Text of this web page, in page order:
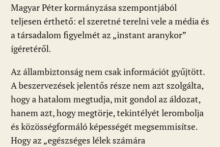
Magyar Péter kormányzása szempontjából
teljesen érthető: el szeretné terelni vele a média és
a társadalom figyelmét az „instant aranykor”
ígéretéről.
Az állambiztonság nem csak információt gyűjtött.
A beszervezések jelentős része nem azt szolgálta,
hogy a hatalom megtudja, mit gondol az áldozat,
hanem azt, hogy megtörje, tekintélyét lerombolja
és közösségformáló képességét megsemmisítse.
Hogy az „egészséges lélek számára